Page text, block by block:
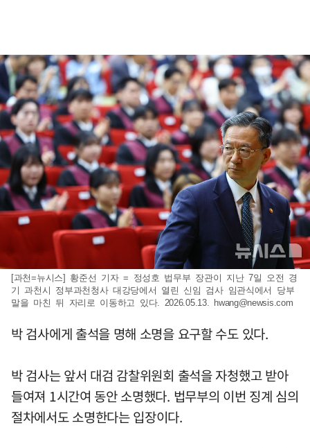
[과천=뉴시스] 황준선 기자 = 정성호 법무부 장관이 지난 7일 오전 경
기 과천시 정부과천청사 대강당에서 열린 신임 검사 임관식에서 당부
말을 마친 뒤 자리로 이동하고 있다. 2026.05.13. hwang@newsis.com
박 검사에게 출석을 명해 소명을 요구할 수도 있다.
박 검사는 앞서 대검 감찰위원회 출석을 자청했고 받아
들여져 1시간여 동안 소명했다. 법무부의 이번 징계 심의
절차에서도 소명한다는 입장이다.